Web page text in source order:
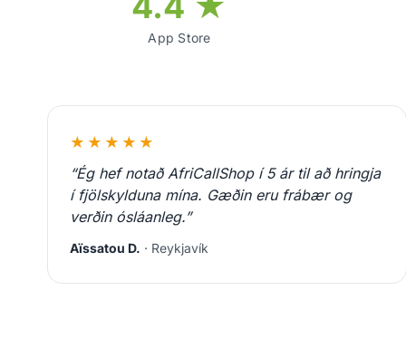
App Store
★★★★★
“Ég hef notað AfriCallShop í 5 ár til að hringja
í fjölskylduna mína. Gæðin eru frábær og
verðin ósláanleg.”
Aïssatou D. · Reykjavík